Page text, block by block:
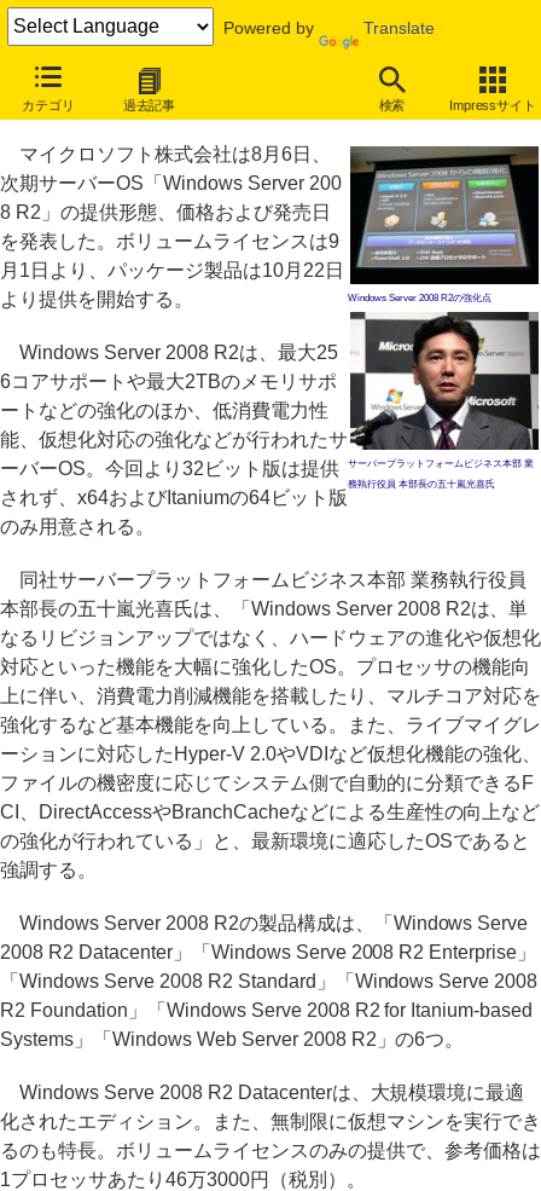
Powered by Translate
カテゴリ 過去記事 検索 Impressサイト
Windows Server 2008 R2の国内発売日と価格を発表
ライセンスは9月1日、パッケージは10月22日
Windows Server 2008 R2の強化点
サーバープラットフォームビジネス本部 業
務執行役員 本部長の五十嵐光喜氏
マイクロソフト株式会社は8月6日、
次期サーバーOS「Windows Server 200
8 R2」の提供形態、価格および発売日
を発表した。ボリュームライセンスは9
月1日より、パッケージ製品は10月22日
より提供を開始する。
Windows Server 2008 R2は、最大25
6コアサポートや最大2TBのメモリサポ
ートなどの強化のほか、低消費電力性
能、仮想化対応の強化などが行われたサ
ーバーOS。今回より32ビット版は提供
されず、x64およびItaniumの64ビット版
のみ用意される。
同社サーバープラットフォームビジネス本部 業務執行役員
本部長の五十嵐光喜氏は、「Windows Server 2008 R2は、単
なるリビジョンアップではなく、ハードウェアの進化や仮想化
対応といった機能を大幅に強化したOS。プロセッサの機能向
上に伴い、消費電力削減機能を搭載したり、マルチコア対応を
強化するなど基本機能を向上している。また、ライブマイグレ
ーションに対応したHyper-V 2.0やVDIなど仮想化機能の強化、
ファイルの機密度に応じてシステム側で自動的に分類できるF
CI、DirectAccessやBranchCacheなどによる生産性の向上など
の強化が行われている」と、最新環境に適応したOSであると
強調する。
Windows Server 2008 R2の製品構成は、「Windows Serve
2008 R2 Datacenter」「Windows Serve 2008 R2 Enterprise」
「Windows Serve 2008 R2 Standard」「Windows Serve 2008
R2 Foundation」「Windows Serve 2008 R2 for Itanium-based
Systems」「Windows Web Server 2008 R2」の6つ。
Windows Serve 2008 R2 Datacenterは、大規模環境に最適
化されたエディション。また、無制限に仮想マシンを実行でき
るのも特長。ボリュームライセンスのみの提供で、参考価格は
1プロセッサあたり46万3000円（税別）。